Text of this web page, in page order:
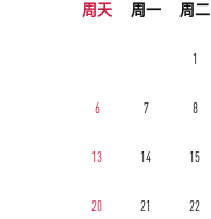
周天 周一 周二
1
6 7 8
13 14 15
20 21 22